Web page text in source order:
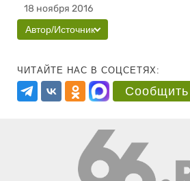
18 ноября 2016
Автор/Источник
ЧИТАЙТЕ НАС В СОЦСЕТЯХ:
Сообщить